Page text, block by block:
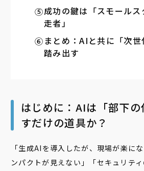
成功の鍵は「スモール
走者」
まとめ：AIと共に「次
踏み出す
はじめに：AIは「部下の
すだけの道具か？
「生成AIを導入したが、現場が楽に
ンパクトが見えない」「セキュリテ